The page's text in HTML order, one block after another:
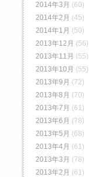
2014年3月 (60)
2014年2月 (45)
2014年1月 (50)
2013年12月 (56)
2013年11月 (55)
2013年10月 (55)
2013年9月 (72)
2013年8月 (70)
2013年7月 (61)
2013年6月 (78)
2013年5月 (68)
2013年4月 (61)
2013年3月 (78)
2013年2月 (61)